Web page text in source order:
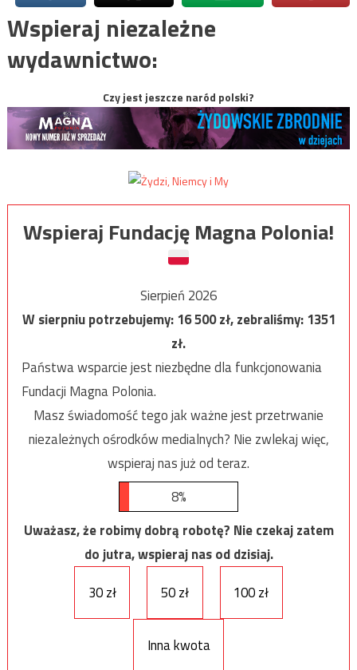
Wspieraj niezależne
wydawnictwo:
Czy jest jeszcze naród polski?
Wspieraj Fundację Magna Polonia!
Sierpień 2026
W sierpniu potrzebujemy:16 500zł, zebraliśmy:1351
zł.
Państwa wsparcie jest niezbędne dla funkcjonowania
Fundacji Magna Polonia.
Masz świadomość tego jak ważne jest przetrwanie
niezależnych ośrodków medialnych? Nie zwlekaj więc,
wspieraj nas już od teraz.
8%
Uważasz, że robimy dobrą robotę? Nie czekaj zatem
do jutra, wspieraj nas od dzisiaj.
30 zł
50 zł 100 zł
Inna kwota